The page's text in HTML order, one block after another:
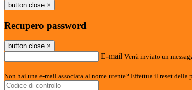
button close ×
Recupero password
button close ×
E-mail Verrà inviato un
Non hai una e-mail associata al nome utente? Effettua il reset della